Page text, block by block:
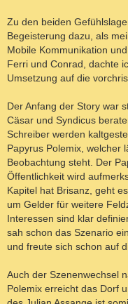
Zu den beiden
Begeisterung dazu, als
Mobile Kommunikation
Ferri und Conrad, dachte
Umsetzung auf die
Der Anfang der Story war
Cäsar und Syndicus
Schreiber werden
Papyrus Polemix, welcher
Beobachtung steht. Der
Öffentlichkeit wird
Kapitel hat Brisanz, geht
um Gelder für weitere
Interessen sind klar
sah schon das Szenario
und freute sich schon auf
Auch der Szenenwechsel
Polemix erreicht das Dorf